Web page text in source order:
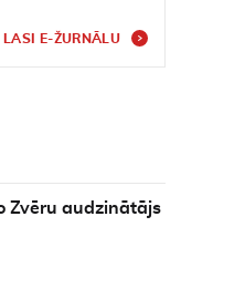
LASI E-ŽURNĀLU
Zvēru audzinātājs